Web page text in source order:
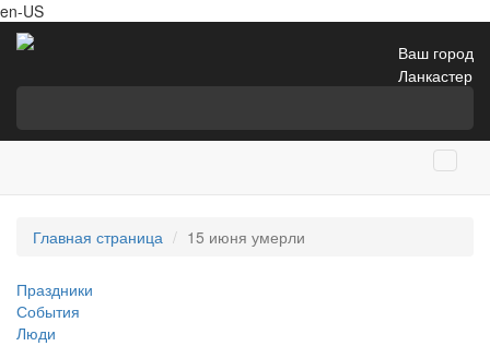
en-US
Ваш город
Ланкастер
Главная страница 15 июня умерли
Праздники
События
Люди